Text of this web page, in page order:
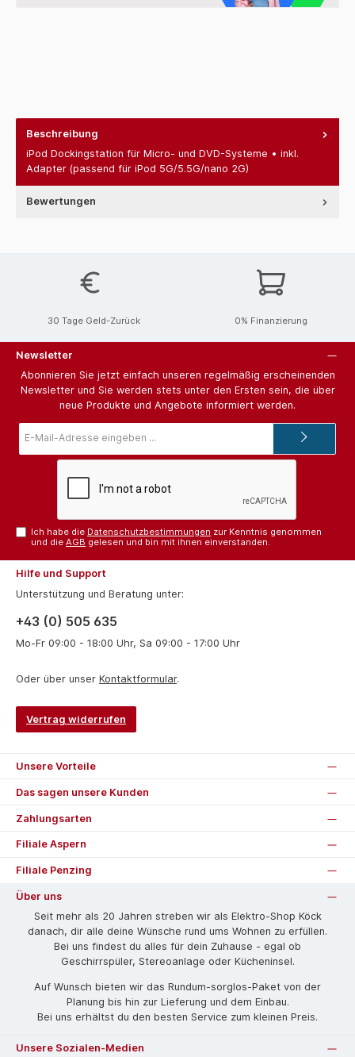
Beschreibung
iPod Dockingstation für Micro- und DVD-Systeme • inkl.
Adapter (passend für iPod 5G/5.5G/nano 2G)
Bewertungen
30 Tage Geld-Zurück 0% Finanzierung
Newsletter
Abonnieren Sie jetzt einfach unseren regelmäßig erscheinenden
Newsletter und Sie werden stets unter den Ersten sein, die über
neue Produkte und Angebote informiert werden.
Mail-
Ich habe die Datenschutzbestimmungen zur Kenntnis genommen
und dieAGB gelesen und bin mit ihnen einverstanden.
Hilfe und Support
Unterstützung und Beratung unter:
+43 (0) 505 635
Mo-Fr 09:00 - 18:00 Uhr, Sa 09:00 - 17:00 Uhr
Oder über unser Kontaktformular.
Vertrag widerrufen
Unsere Vorteile
Das sagen unsere Kunden
Zahlungsarten
Filiale Aspern
Filiale Penzing
Über uns
Seit mehr als 20 Jahren streben wir als Elektro-Shop Köck
danach, dir alle deine Wünsche rund ums Wohnen zu erfüllen.
Bei uns findest du alles für dein Zuhause - egal ob
Geschirrspüler, Stereoanlage oder Kücheninsel.
Auf Wunsch bieten wir das Rund­um-sorg­los-Pa­ket von der
Planung bis hin zur Lieferung und dem Einbau.
Bei uns erhältst du den besten Service zum kleinen Preis.
Unsere Sozialen-Medien